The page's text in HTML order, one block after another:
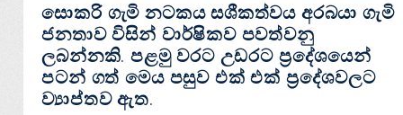
සොකරි ගැමි නටකය සශීකත්වය අරබයා ගැමි
ජනතාව විසින් වාර්ෂිකව පවත්වනු
ලබන්නකි. පළමු වරට උඩරට ප්‍රදේශයෙන්
පටන් ගත් මෙය පසුව එක්‌ එක්‌ ප්‍රදේශවලට
ව්‍යාප්තව ඇත.